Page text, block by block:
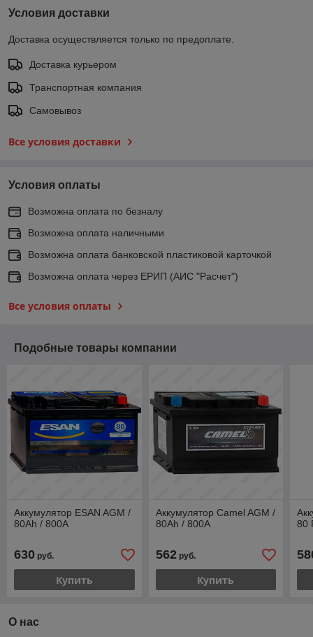
Условия доставки
Доставка осуществляется только по предоплате.
Доставка курьером
Транспортная компания
Самовывоз
Все условия доставки
Условия оплаты
Возможна оплата по безналу
Возможна оплата наличными
Возможна оплата банковской пластиковой карточкой
Возможна оплата через ЕРИП (АИС "Расчет")
Все условия оплаты
Подобные товары компании
Аккумулятор ESAN AGM /
80Ah / 800А
630 руб.
Купить
Аккумулятор Camel AGM /
80Ah / 800А
562руб.
Купить
80
О нас